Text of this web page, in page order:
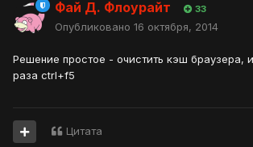
Фай Д. Флоурайт 33
Опубликовано 16 октября, 2014
Решение простое - очистить кэш браузера,
раза ctrl+f5
Цитата